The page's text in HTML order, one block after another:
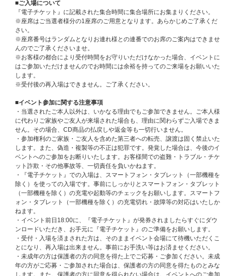
※CD 1枚の購入で1回の応募となり、購入回数、応募回数の制限はございま
せん。おひとり様何回でもご購入、ご応募いただけます。
※セット商品をご購入の場合は枚数分に応じた応募口数になります。（3形
態セット購入で3口、8形態セット購入で8口）
※ご購入時に「ショーケース、お見送り会抽選対象」と記載のある商品を選
んでご購入ください。通常商品をご購入いただいても応募抽選の対象にはな
りません。
※コンビニ決済の場合、対象期間内にご入金まで完了した場合のみ応募完了
となります。
※クレジットカード、携帯キャリア決済をご利用いただいたお客様は、期間
※お支払方法は、クレジットカード、携帯キャリア決済（auかんたん決済
／au WALLET、ソフトバンクまとめて支払い・ワイモバイルまとめて支払
い、d払い）、コンビニ前払いのみとなります。
※クレジットカード、携帯キャリア決済をお支払い方法として選択された場
合、予約注文時に決済サービスの提供事業者に対し与信照会を行いますが、
予約注文時点から商品の発売日まで一定以上の期間があるとき、ご注文商品
の出荷時よりも前に再度与信照会を行う場合がございます。
※再与信照会でエラーとなった場合、当社より他のお支払い方法をご案内さ
せていただく場合がございますが、このとき変更後のお支払い方法で必要と
なる手数料はお客様のご負担となります。また、支払い方法の変更および手
数料の発生を理由とした注文のキャンセルは承りかねます。あらかじめご了
承ください。
※ご購入の際、イベントに参加を希望されるご本人様のお名前で必ずご入力
ください。なお、注文完了後、お名前の変更はできませんので、あらかじめ
ご了承ください。
※ATEEZ JAPAN OFFICIAL FANCLUB対象ページにてご購入いただく方
は、ATEEZ JAPAN OFFICIAL FANCLUBのご登録情報とUNIVERSAL MUSI
C STOREでご購入時のご登録情報が一致をするようにご登録ください。
ご登録情報が一致しない場合、お申し込みが無効・落選となる場合がござい
ますのでご注意ください。
■ご入場について
『電子チケット』に記載された集合時間に集合場所にお集まりください。
※座席はご当選者様分の1座席のご用意となります。あらかじめご了承くだ
さい。
※座席番号はランダムとなりお連れ様との連番でのお席のご案内はできませ
んのでご了承くださいませ。
※お客様の都合により受付時間をお守りいただけなかった場合、イベントに
はご参加いただけませんのでお時間には余裕を持ってのご来場をお願いいた
します。
※受付後の再入場はできません。ご了承ください。
■イベント参加に関する注意事項
・当選されたご本人以外は、いかなる理由でもご参加できません。ご本人様
に代わりご家族やご友人が来場された場合も、理由に関わらずご入場できま
せん。その場合、CD商品の払戻しや返金等も一切行いません。
・参加権利のご家族・ご友人を含めた第三者への転売、譲渡は固く禁止いた
します。また、偽造・複製等の不正は犯罪です。発覚した場合は、今後のイ
ベントへのご参加をお断りいたします。お客様間での盗難・トラブル・チケ
ット詐欺・その他事故等、一切責任を負いかねます。
・『電子チケット』での入場は、スマートフォン・タブレット（一部機種を
除く）を使っての入場です。事前にしっかりとスマートフォン・タブレット
（一部機種を除く）の充電や起動等のチェックをお願いします。スマートフ
ォン・タブレット（一部機種を除く）の充電切れ・故障等の対応はいたしか
ねます。
・イベント前日18:00に、『電子チケット』が発券されましたらすぐにダウ
ンロードいただき、お手元に『電子チケット』のご準備をお願いします。
・受付・入場を済まされた方は、そのままイベント会場にて待機いただくこ
とになり、再入場は出来ません。事前にお手洗い等はお済ませください。
・未成年の方は保護者の方の同意を得た上でご応募・ご参加ください。未成
年の方がご応募・ご参加された場合は、保護者の方の同意を得たものとみな